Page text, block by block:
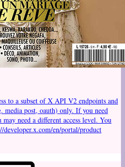
to a subset of X API V2 endpoints and
media post, oauth) only. If you need
need a different access level. You
developer.x.com/en/portal/product